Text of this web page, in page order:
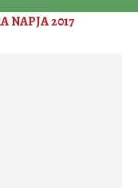
NAPJA 2017